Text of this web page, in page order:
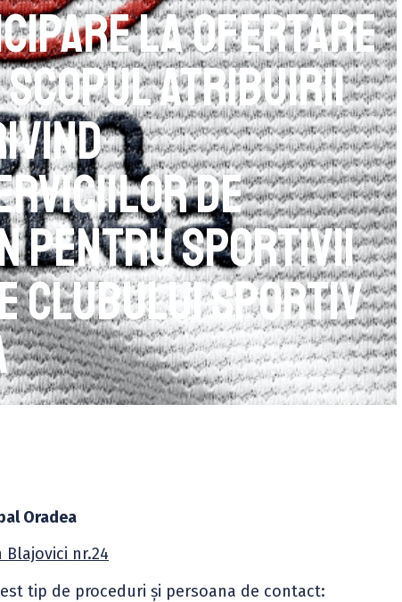
la ofertare
scopul atribuirii
de
pentru sportivii
Clubului Sportiv
Oradea
Blajovici nr.24
tip de proceduri şi persoana de contact: